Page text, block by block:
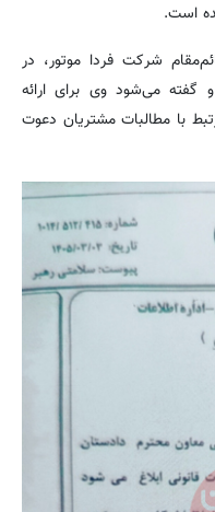
است.
شرکت فردا موتور، در
گفته می‌شود وی برای ارائه
با مطالبات مشتریان دعوت